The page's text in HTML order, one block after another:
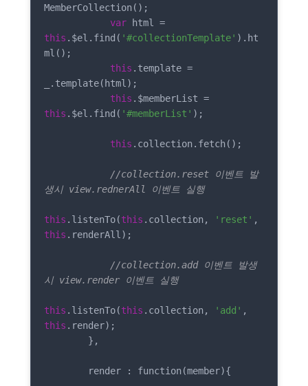
MemberCollection();
var
this .$el.find( '#collectionTemplate' ).ht
ml();
this .template =
_.template(html);
this
this .$el.find( '#memberList' );
this .collection.fetch();
//collection.reset 이벤트 발
생시 view.rednerAll 이벤트 실행
this .listenTo(this .collection, 'reset'
this .renderAll);
//collection.add 이벤트 발생
시 view.render 이벤트 실행
this .listenTo(this .collection, 'add'
this .render);